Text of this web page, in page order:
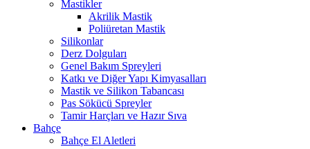
Mastikler
Akrilik Mastik
Poliüretan Mastik
Silikonlar
Derz Dolguları
Genel Bakım Spreyleri
Katkı ve Diğer Yapı Kimyasalları
Mastik ve Silikon Tabancası
Pas Sökücü Spreyler
Tamir Harçları ve Hazır Sıva
Bahçe
Bahçe El Aletleri